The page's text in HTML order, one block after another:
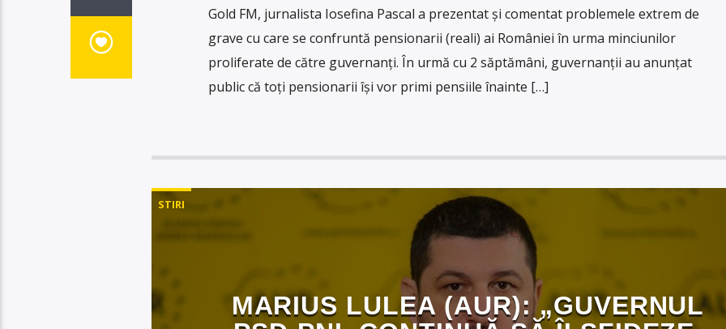
Gold FM, jurnalista Iosefina Pascal a prezentat și comentat problemele extrem de
grave cu care se confruntă pensionarii (reali) ai României în urma minciunilor
proliferate de către guvernanți. În urmă cu 2 săptămâni, guvernanții au anunțat
public că toți pensionarii își vor primi pensiile înainte […]
STIRI
MARIUS LULEA (AUR): „GUVERNUL